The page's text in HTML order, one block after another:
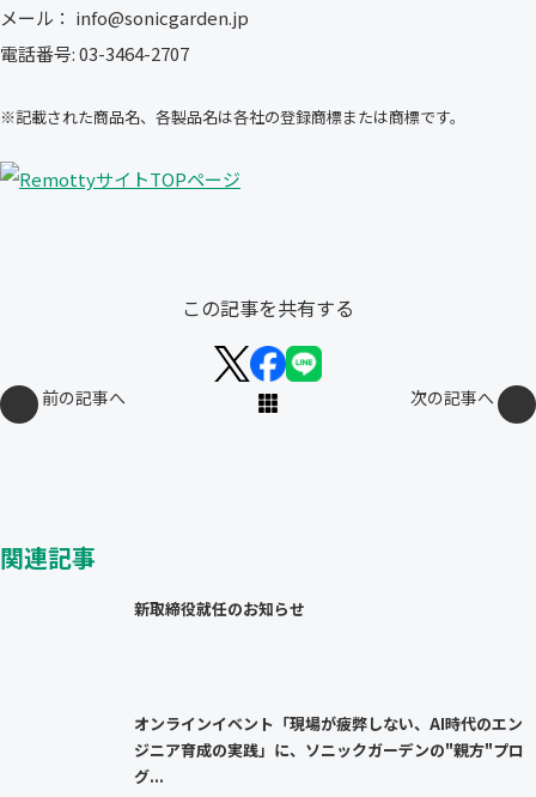
メール： info@sonicgarden.jp
電話番号: 03-3464-2707
※記載された商品名、各製品名は各社の登録商標または商標です。
この記事を共有する
前の記事へ 次の記事へ
関連記事
新取締役就任のお知らせ
オンラインイベント「現場が疲弊しない、AI時代のエン
ジニア育成の実践」に、ソニックガーデンの"親方"プロ
グ...